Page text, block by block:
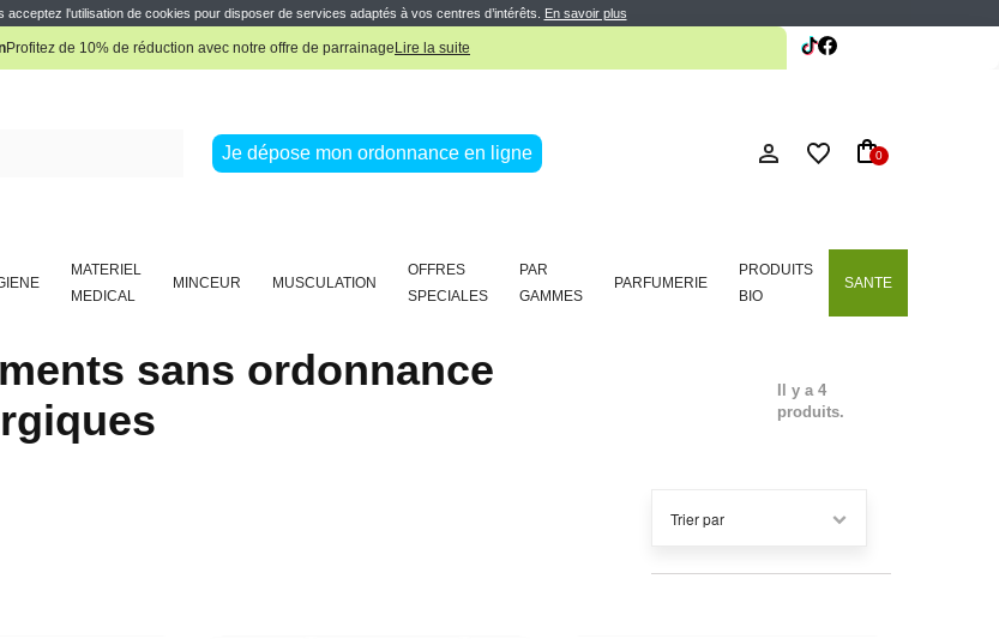
l'utilisation de cookies pour disposer de services adaptés à vos centres d’intérêts. En savoir plus
Pharmacie Boissière Française
Profitez de 10% de réduction avec notre offre de parrainage Lire la suite
Je dépose mon ordonnance en ligne 0
MATERIEL
MEDICAL
MINCEUR MUSCULATION
OFFRES
SPECIALES
PAR
GAMMES
PARFUMERIE
PRODUITS
BIO
SANTE
sans ordonnance
Il y a 4
produits.